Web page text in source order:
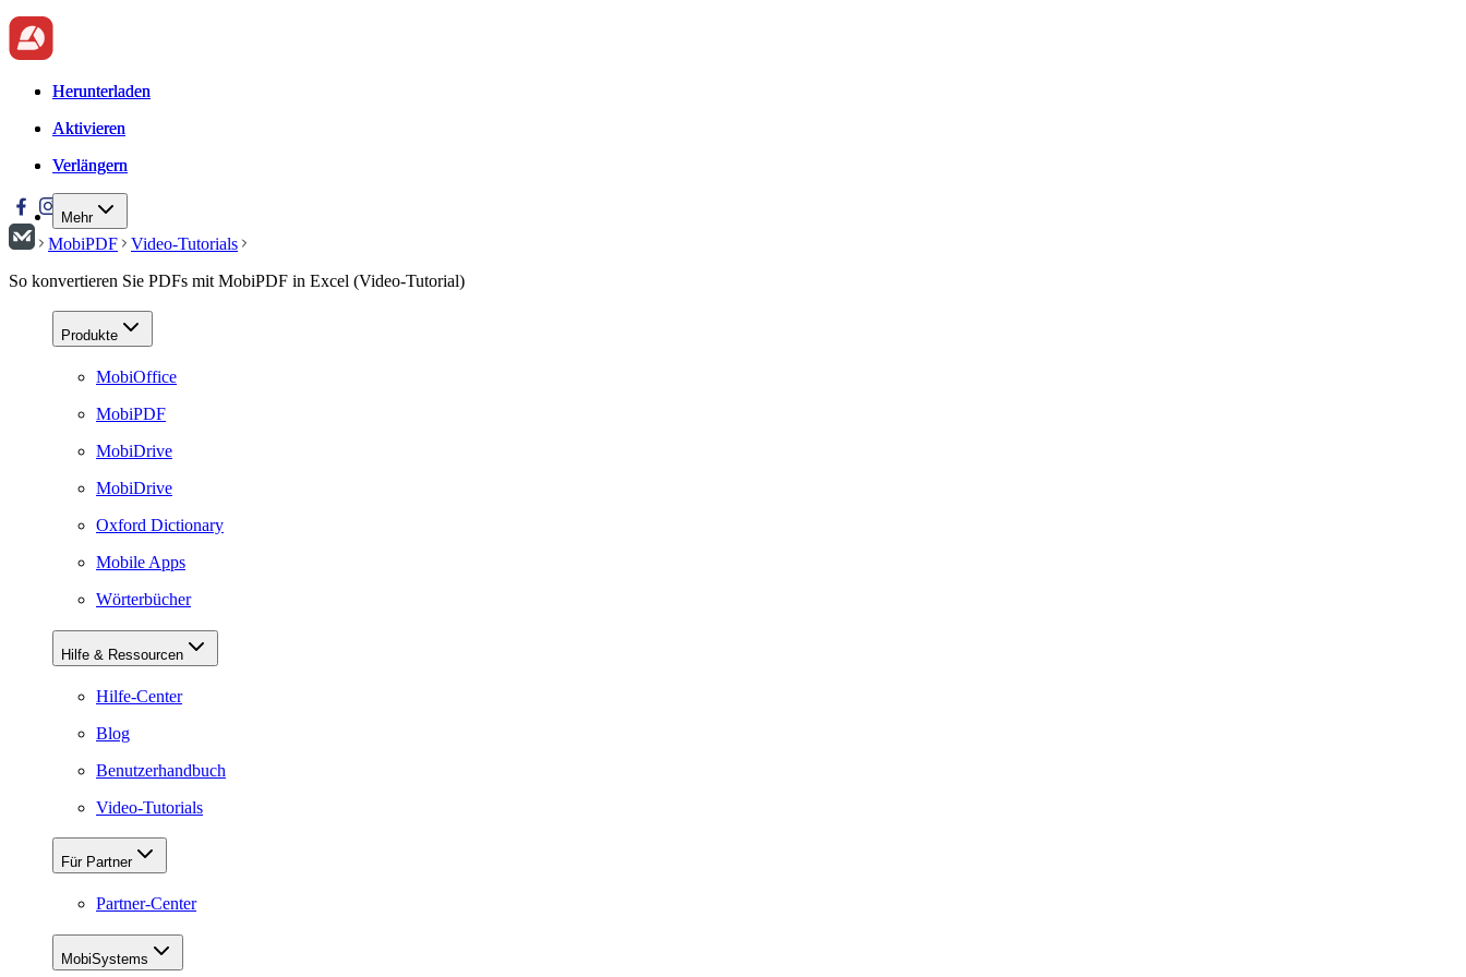
Herunterladen
Aktivieren
Verlängern
Mehr
Herunterladen
Aktivieren
Verlängern
MobiPDF
Video-Tutorials
So konvertieren Sie PDFs mit MobiPDF in Excel (Video-Tutorial)
Produkte
MobiOffice
MobiPDF
MobiDrive
MobiDrive
Oxford Dictionary
Mobile Apps
Wörterbücher
Hilfe & Ressourcen
Hilfe-Center
Blog
Benutzerhandbuch
Video-Tutorials
Für Partner
Partner-Center
MobiSystems